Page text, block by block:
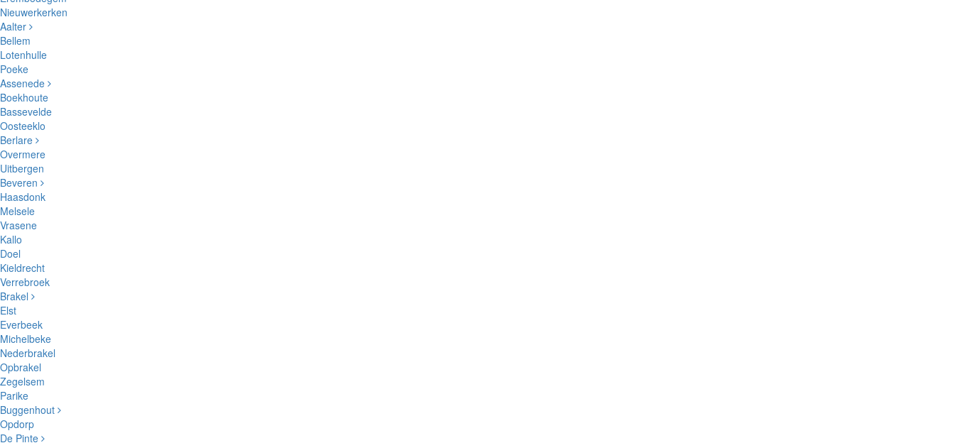
Nieuwerkerken
Aalter
Bellem
Lotenhulle
Poeke
Assenede
Boekhoute
Bassevelde
Oosteeklo
Berlare
Overmere
Uitbergen
Beveren
Haasdonk
Melsele
Vrasene
Kallo
Doel
Kieldrecht
Verrebroek
Brakel
Elst
Everbeek
Michelbeke
Nederbrakel
Opbrakel
Zegelsem
Parike
Buggenhout
Opdorp
De Pinte